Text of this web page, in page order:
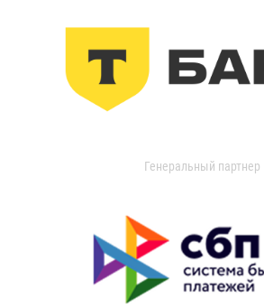
Генеральный партнер